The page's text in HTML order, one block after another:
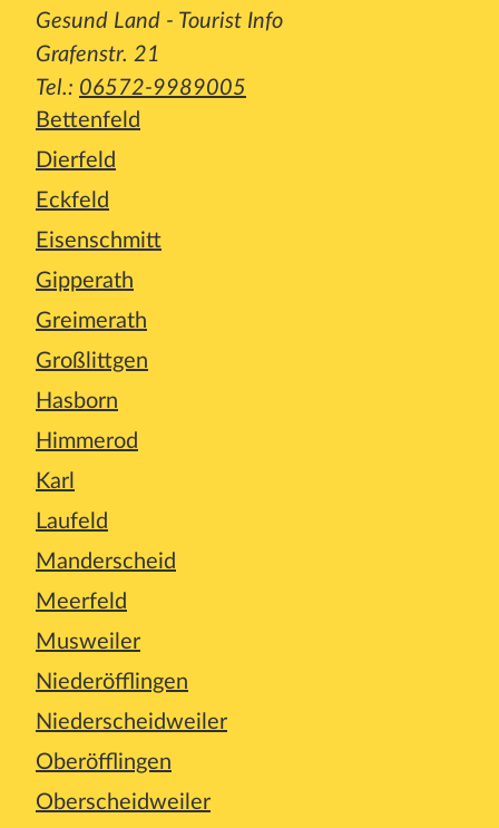
Gesund Land - Tourist Info
Grafenstr. 21
Tel.: 06572-9989005
Bettenfeld
Dierfeld
Eckfeld
Eisenschmitt
Gipperath
Greimerath
Großlittgen
Hasborn
Himmerod
Karl
Laufeld
Manderscheid
Meerfeld
Musweiler
Niederöfflingen
Niederscheidweiler
Oberöfflingen
Oberscheidweiler